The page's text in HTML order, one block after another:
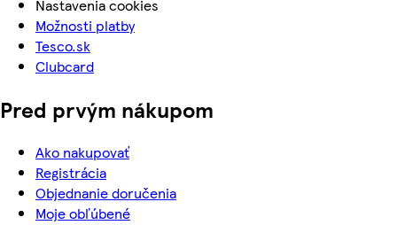
Nastavenia cookies
Možnosti platby
Tesco.sk
Clubcard
Pred prvým nákupom
Ako nakupovať
Registrácia
Objednanie doručenia
Moje obľúbené